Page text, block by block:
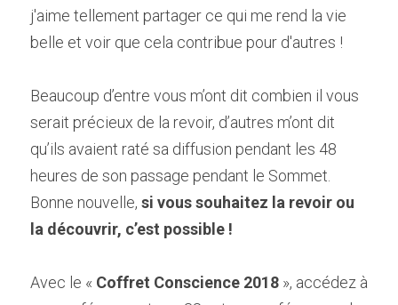
j'aime tellement partager ce qui me rend la vie
belle et voir que cela contribue pour d'autres !
Beaucoup d’entre vous m’ont dit combien il vous
serait précieux de la revoir, d’autres m’ont dit
qu’ils avaient raté sa diffusion pendant les 48
heures de son passage pendant le Sommet.
Bonne nouvelle, si vous souhaitez la revoir ou
la découvrir, c’est possible !
Avec le « Coffret Conscience 2018 », accédez à